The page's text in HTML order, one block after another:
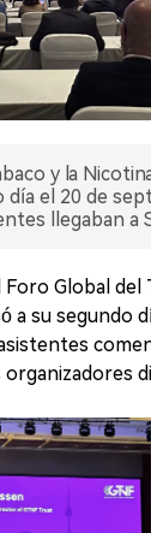
y la
día el 20 de
llegaban a
Global del
a su segundo
organizadores